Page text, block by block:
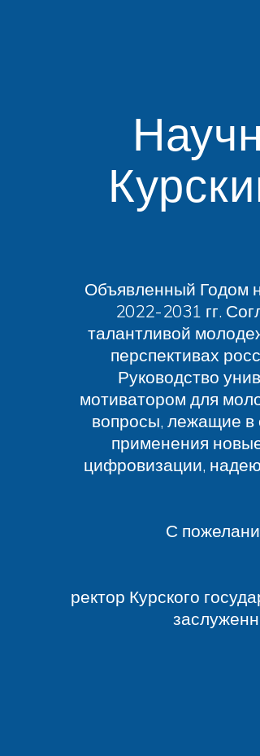
Объявленный Годом
2022-2031 гг.
талантливой
перспективах
Руководство
мотиватором для
вопросы, лежащие в
применения
цифровизации,
С
ректор Курского